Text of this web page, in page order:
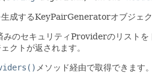
成するKeyPairGeneratorオブジェク
のセキュリティProviderのリストを
クトが返されます。
メソッド経由で取得できます。